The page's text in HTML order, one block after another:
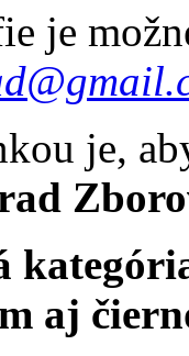
je
je,
aj